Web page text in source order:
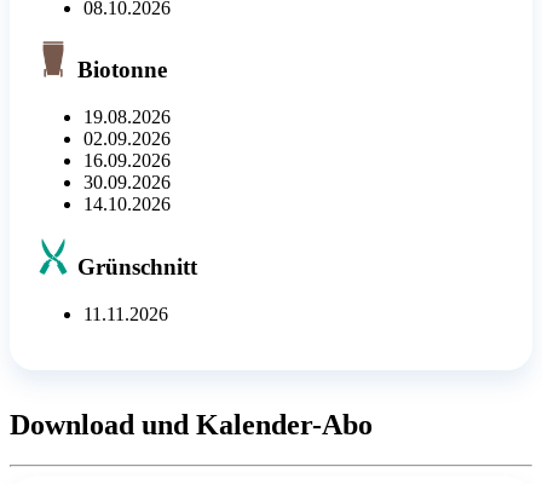
08.10.2026
Biotonne
19.08.2026
02.09.2026
16.09.2026
30.09.2026
14.10.2026
Grünschnitt
11.11.2026
Download und Kalender-Abo